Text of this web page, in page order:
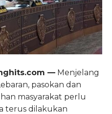
— Menjelang
pasokan dan
masyarakat perlu
terus dilakukan